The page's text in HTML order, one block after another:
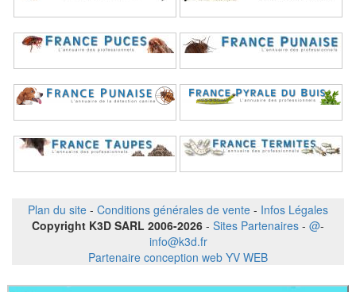
Plan du site - Conditions générales de vente - Infos Légales
Copyright K3D SARL 2006-2026 - Sites Partenaires - @-
info@k3d.fr
Partenaire conception web YV WEB